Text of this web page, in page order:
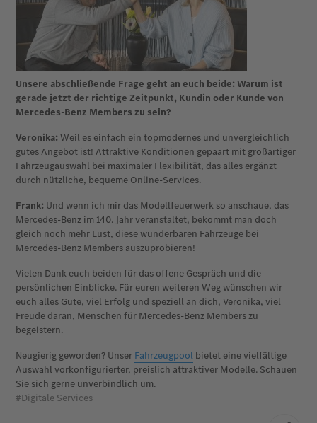
Unsere abschließende Frage geht an euch beide: Warum ist
gerade jetzt der richtige Zeitpunkt, Kundin oder Kunde von
Mercedes-Benz Members zu sein?
Veronika:Weil es einfach ein topmodernes und unvergleichlich
gutes Angebot ist! Attraktive Konditionen gepaart mit großartiger
Fahrzeugauswahl bei maximaler Flexibilität, das alles ergänzt
durch nützliche, bequeme Online-Services.
Frank: Und wenn ich mir das Modellfeuerwerk so anschaue, das
Mercedes-Benz im 140. Jahr veranstaltet, bekommt man doch
gleich noch mehr Lust, diese wunderbaren Fahrzeuge bei
Mercedes-Benz Members auszuprobieren!
Vielen Dank euch beiden für das offene Gespräch und die
persönlichen Einblicke. Für euren weiteren Weg wünschen wir
euch alles Gute, viel Erfolg und speziell an dich, Veronika, viel
Freude daran, Menschen für Mercedes-Benz Members zu
begeistern.
Neugierig geworden? Unser Fahrzeugpool bietet eine vielfältige
Auswahl vorkonfigurierter, preislich attraktiver Modelle. Schauen
Sie sich gerne unverbindlich um.
#Digitale Services